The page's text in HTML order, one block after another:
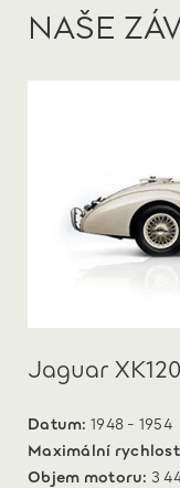
NAŠE
Jaguar XK120
Datum: 1948 - 1954
Maximální
Objem motoru: 3